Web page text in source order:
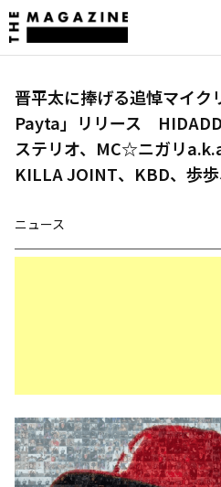
晋平太に捧げる追悼マイク
Payta」リリース
ステリオ、MC☆ニガリ
KILLA JOINT、KBD、歩
ニュース